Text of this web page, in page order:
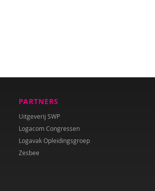
PARTNERS
Uitgeverij SWP
Logacom Congressen
Logavak Opleidingsgroep
Zesbee